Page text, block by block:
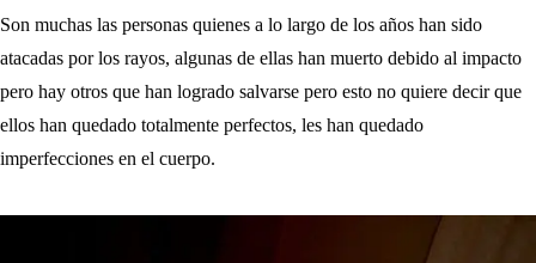
Son muchas las personas quienes a lo largo de los años han sido
atacadas por los rayos, algunas de ellas han muerto debido al impacto
pero hay otros que han logrado salvarse pero esto no quiere decir que
ellos han quedado totalmente perfectos, les han quedado
imperfecciones en el cuerpo.